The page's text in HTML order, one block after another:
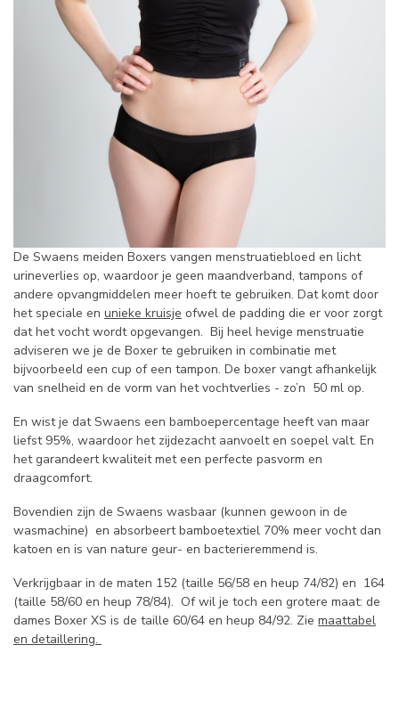
De Swaens meiden Boxers vangen menstruatiebloed en licht
urineverlies op, waardoor je geen maandverband, tampons of
andere opvangmiddelen meer hoeft te gebruiken. Dat komt door
het speciale en unieke kruisje ofwel de padding die er voor zorgt
dat het vocht wordt opgevangen. Bij heel hevige menstruatie
adviseren we je de Boxer te gebruiken in combinatie met
bijvoorbeeld een cup of een tampon. De boxer vangt afhankelijk
van snelheid en de vorm van het vochtverlies - zo’n 50 ml op.
En wist je dat Swaens een bamboepercentage heeft van maar
liefst 95%, waardoor het zijdezacht aanvoelt en soepel valt. En
het garandeert kwaliteit met een perfecte pasvorm en
draagcomfort.
Bovendien zijn de Swaens wasbaar (kunnen gewoon in de
wasmachine) en absorbeert bamboetextiel 70% meer vocht dan
katoen en is van nature geur- en bacterieremmend is.
Verkrijgbaar in de maten 152 (taille 56/58 en heup 74/82) en 164
(taille 58/60 en heup 78/84). Of wil je toch een grotere maat: de
dames Boxer XS is de taille 60/64 en heup 84/92. Zie maattabel
en detaillering.